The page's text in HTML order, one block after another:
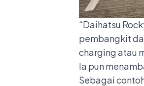
“Daihatsu
pembangkit
charging atau
Ia pun
Sebagai